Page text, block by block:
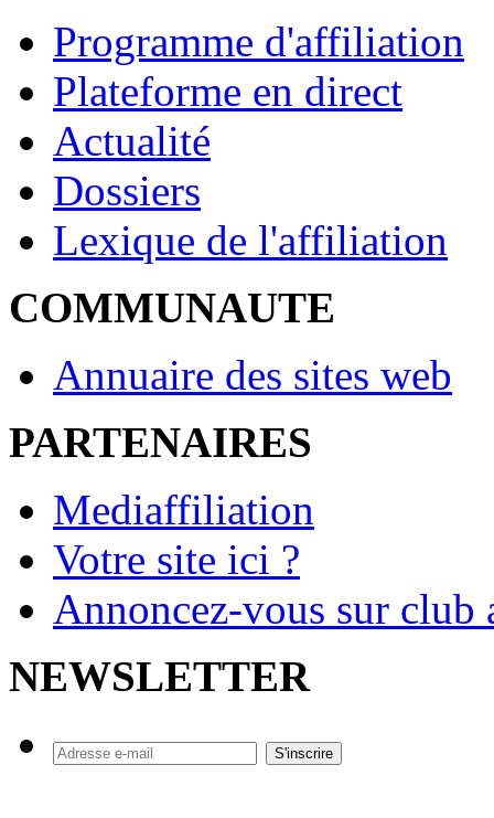
Programme d'affiliation
Plateforme en direct
Actualité
Dossiers
Lexique de l'affiliation
COMMUNAUTE
Annuaire des sites web
PARTENAIRES
Mediaffiliation
Votre site ici ?
Annoncez-vous sur
NEWSLETTER